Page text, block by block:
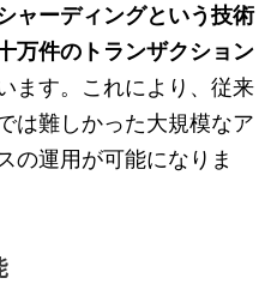
ャーディングという技術
万件のトランザクション
ます。これにより、従来
は難しかった大規模なア
の運用が可能になりま